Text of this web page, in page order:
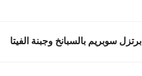
برتزل سوبريم بالسبانخ وجبنة الفيتا